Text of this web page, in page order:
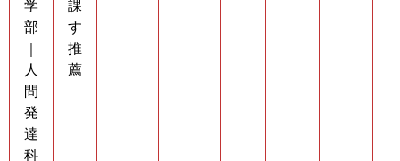
学
部
人
間
発
達
科
課
す
推
薦